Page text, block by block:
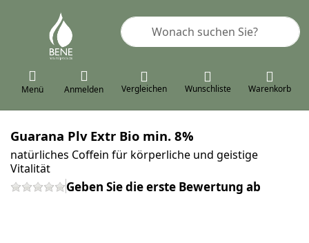
Geben Sie einen Suchbegriff ein.
Menü Anmelden Vergleichen Wunschliste Warenkorb
Guarana Plv Extr Bio min. 8%
natürliches Coffein für körperliche und geistige
Vitalität
Geben Sie die erste Bewertung ab